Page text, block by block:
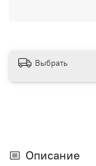
Выбрать
Описание